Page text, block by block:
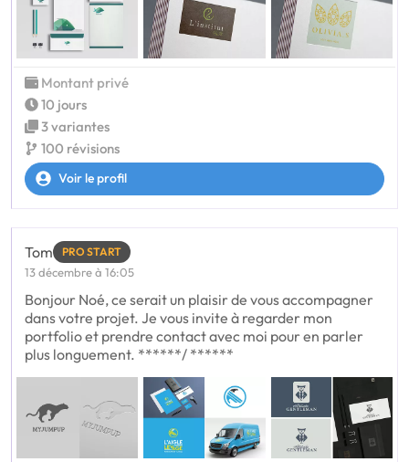
Montant privé
10 jours
3 variantes
100 révisions
Voir le profil
Tom PRO START
13 décembre à 16:05
Bonjour Noé, ce serait un plaisir de vous accompagner
dans votre projet. Je vous invite à regarder mon
portfolio et prendre contact avec moi pour en parler
plus longuement. ******/ ******